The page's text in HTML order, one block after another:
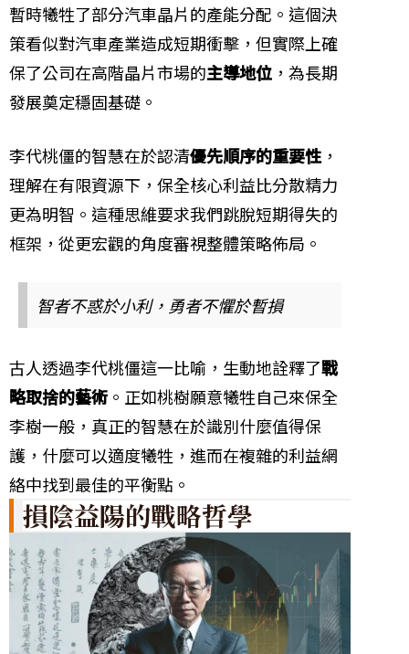
暫時犧牲了部分汽車晶片的產能分配。這個決
策看似對汽車產業造成短期衝擊，但實際上確
保了公司在高階晶片市場的主導地位 ，為長期
發展奠定穩固基礎。
李代桃僵的智慧在於認清優先順序的重要性，
理解在有限資源下，保全核心利益比分散精力
更為明智。這種思維要求我們跳脫短期得失的
框架，從更宏觀的角度審視整體策略佈局。
智者不惑於小利，勇者不懼於暫損
古人透過李代桃僵這一比喻，生動地詮釋了戰
略取捨的藝術 。正如桃樹願意犧牲自己來保全
李樹一般，真正的智慧在於識別什麼值得保
護，什麼可以適度犧牲，進而在複雜的利益網
絡中找到最佳的平衡點。
損陰益陽的戰略哲學